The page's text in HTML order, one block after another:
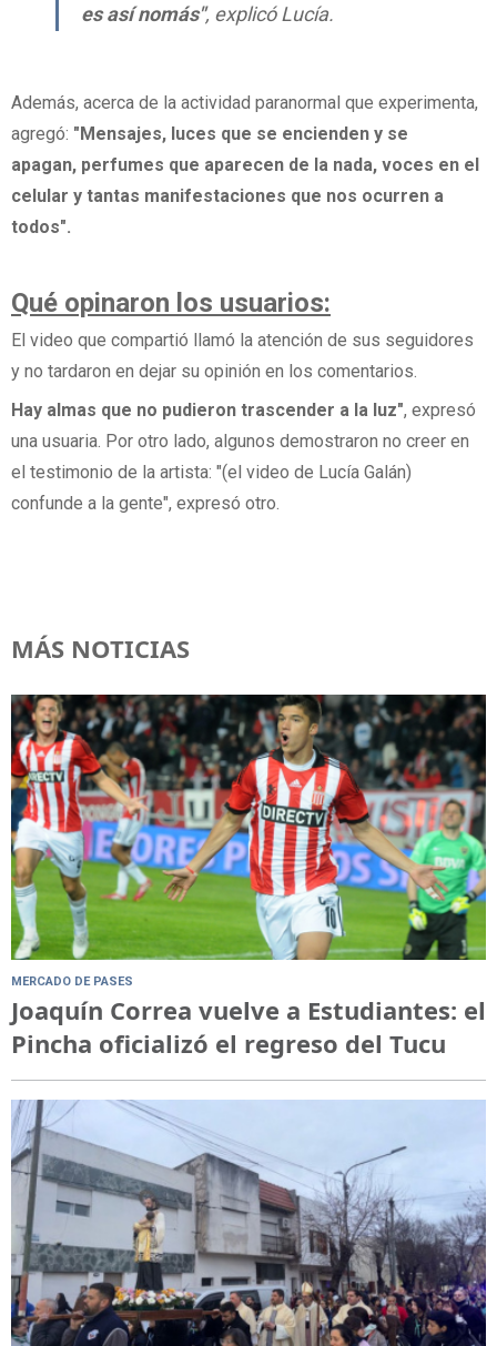
es así nomás", explicó Lucía.
Además, acerca de la actividad paranormal que experimenta,
agregó: "Mensajes, luces que se encienden y se
apagan, perfumes que aparecen de la nada, voces en el
celular y tantas manifestaciones que nos ocurren a
todos".
Qué opinaron los usuarios:
El video que compartió llamó la atención de sus seguidores
y no tardaron en dejar su opinión en los comentarios.
Hay almas que no pudieron trascender a la luz", expresó
una usuaria. Por otro lado, algunos demostraron no creer en
el testimonio de la artista: "(el video de Lucía Galán)
confunde a la gente", expresó otro.
MÁS NOTICIAS
MERCADO DE PASES
Joaquín Correa vuelve a Estudiantes: el
Pincha oficializó el regreso del Tucu